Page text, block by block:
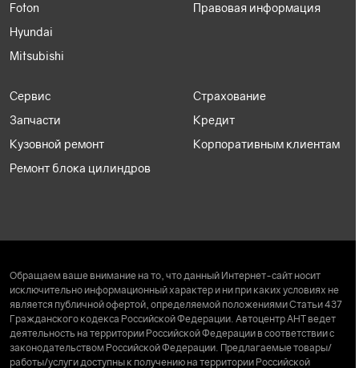
Foton
Hyundai
Mitsubishi
Правовая информация
Сервис
Запчасти
Кузовной ремонт
Ремонт блока цилиндров
Страхование
Кредит
Корпоративным клиентам
Обращаем ваше внимание на то, что данный Интернет-сайт носит
исключительно информационный характер и ни при каких условиях не
является публичной офертой, определяемой положениями Статьи 437
Гражданского кодекса Российской Федерации. Автоцентр АНТ ведет
деятельность на территории Российской Федерации в соответствии с
законодательством Российской Федерации. Предлагаемые товары/
работы/услуги доступны к получению на территории Российской